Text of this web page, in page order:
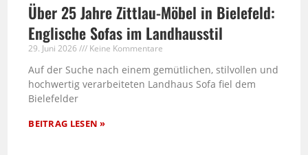
Über 25 Jahre Zittlau-Möbel in Bielefeld:
Englische Sofas im Landhausstil
29. Juni 2026 Keine Kommentare
Auf der Suche nach einem gemütlichen, stilvollen und
hochwertig verarbeiteten Landhaus Sofa fiel dem
Bielefelder
BEITRAG LESEN »